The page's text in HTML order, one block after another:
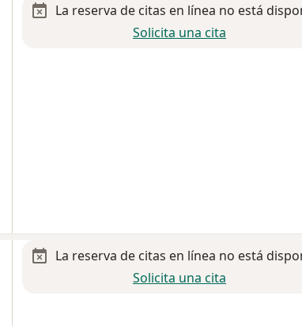
La reserva de citas en línea no está
Solicita una cita
La reserva de citas en línea no está
Solicita una cita